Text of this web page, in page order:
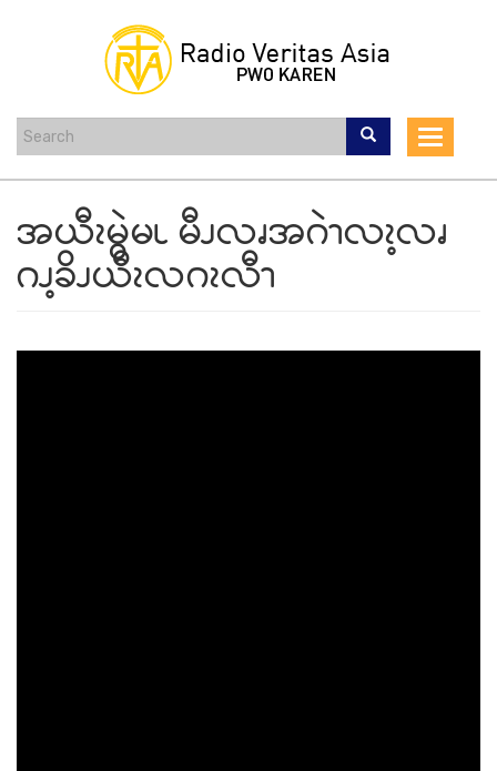
content
Toggle
အယီၩမွဲမၬ မီၪလၧအဂဲၫလၩ့လၧ
ဂၪ့ခိၪယီၩလဂၩလီၫ